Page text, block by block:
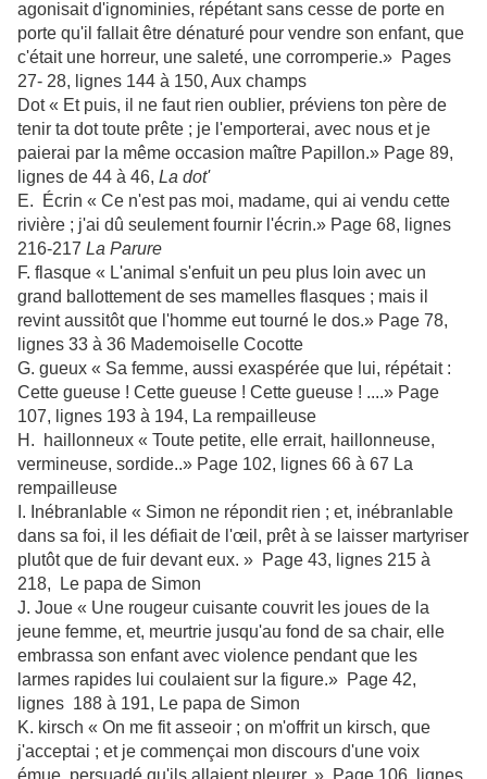
agonisait d'ignominies, répétant sans cesse de porte en
porte qu'il fallait être dénaturé pour vendre son enfant, que
c'était une horreur, une saleté, une corromperie.» Pages
27- 28, lignes 144 à 150, Aux champs
Dot « Et puis, il ne faut rien oublier, préviens ton père de
tenir ta dot toute prête ; je l'emporterai, avec nous et je
paierai par la même occasion maître Papillon.» Page 89,
lignes de 44 à 46, La dot'
E. Écrin « Ce n'est pas moi, madame, qui ai vendu cette
rivière ; j'ai dû seulement fournir l'écrin.» Page 68, lignes
216-217 La Parure
F. flasque « L'animal s'enfuit un peu plus loin avec un
grand ballottement de ses mamelles flasques ; mais il
revint aussitôt que l'homme eut tourné le dos.» Page 78,
lignes 33 à 36 Mademoiselle Cocotte
G. gueux « Sa femme, aussi exaspérée que lui, répétait :
Cette gueuse ! Cette gueuse ! Cette gueuse ! ....» Page
107, lignes 193 à 194, La rempailleuse
H. haillonneux « Toute petite, elle errait, haillonneuse,
vermineuse, sordide..» Page 102, lignes 66 à 67 La
rempailleuse
I. Inébranlable « Simon ne répondit rien ; et, inébranlable
dans sa foi, il les défiait de l'œil, prêt à se laisser martyriser
plutôt que de fuir devant eux. » Page 43, lignes 215 à
218, Le papa de Simon
J. Joue « Une rougeur cuisante couvrit les joues de la
jeune femme, et, meurtrie jusqu'au fond de sa chair, elle
embrassa son enfant avec violence pendant que les
larmes rapides lui coulaient sur la figure.» Page 42,
lignes 188 à 191, Le papa de Simon
K. kirsch « On me fit asseoir ; on m'offrit un kirsch, que
j'acceptai ; et je commençai mon discours d'une voix